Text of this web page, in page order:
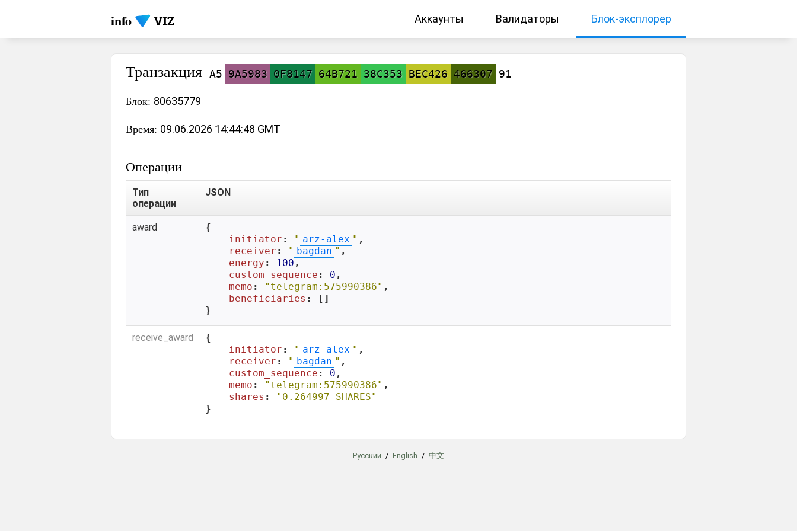
info Аккаунты Валидаторы Блок-эксплорер
Транзакция A5 9A5983 0F8147 64B721 38C353 BEC426 466307 91
Блок: 80635779
Время: 09.06.2026 14:44:48 GMT
Операции
Тип
операции
JSON
award
{
initiator : " arz-alex " ,
receiver : " bagdan " ,
energy : 100 ,
custom_sequence : 0 ,
memo : "telegram:575990386" ,
beneficiaries : []
}
receive_award
{
initiator : " arz-alex " ,
receiver : " bagdan " ,
custom_sequence : 0 ,
memo : "telegram:575990386" ,
shares :
"0.264997 SHARES"
}
Русский / English / 中文